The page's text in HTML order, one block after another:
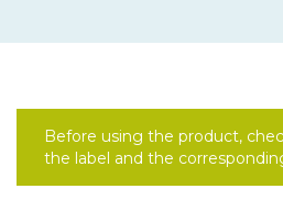
Before using the product,
the label and the